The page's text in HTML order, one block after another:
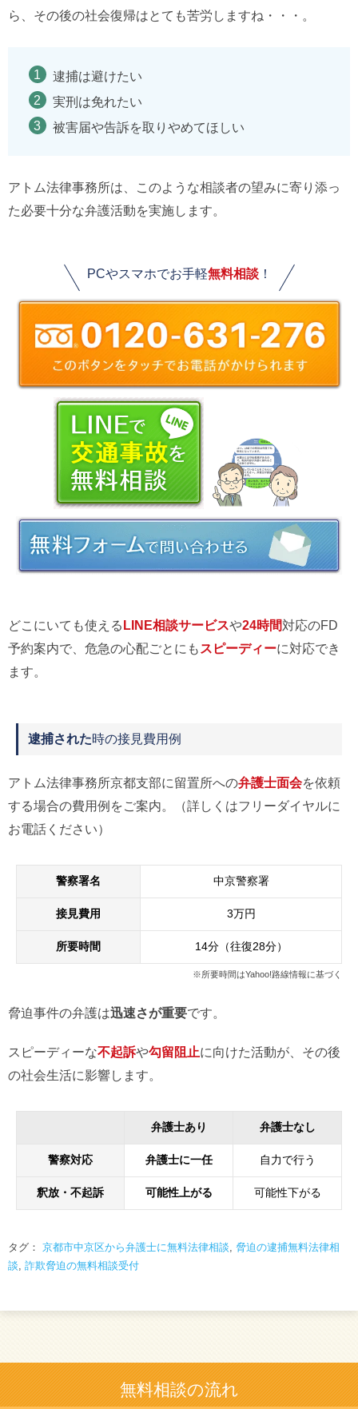
ら、その後の社会復帰はとても苦労しますね・・・。
逮捕は避けたい
実刑は免れたい
被害届や告訴を取りやめてほしい
アトム法律事務所は、このような相談者の望みに寄り添っ
た必要十分な弁護活動を実施します。
PCやスマホでお手軽無料相談！
どこにいても使えるLINE相談サービスや24時間対応のFD
予約案内で、危急の心配ごとにも スピーディーに対応でき
ます。
逮捕された時の接見費用例
アトム法律事務所京都支部に留置所への弁護士面会を依頼
する場合の費用例をご案内。（詳しくはフリーダイヤルに
お電話ください）
警察署名 中京警察署
接見費用 3万円
所要時間 14分（往復28分）
※所要時間はYahoo!路線情報に基づく
脅迫事件の弁護は迅速さが重要です。
スピーディーな不起訴や勾留阻止に向けた活動が、その後
の社会生活に影響します。
弁護士あり 弁護士なし
警察対応 弁護士に一任 自力で行う
釈放・不起訴 可能性上がる 可能性下がる
タグ： 京都市中京区から弁護士に無料法律相談, 脅迫の逮捕無料法律相
談, 詐欺脅迫の無料相談受付
無料相談の流れ